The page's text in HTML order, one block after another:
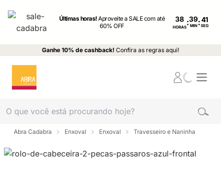
Últimas horas!Aproveite a SALE com até
60% OFF
38
HORAS: MIN : SEG
Ganhe 10% de cashback! Confira as regras aqui!
Abra Cadabra Enxoval Enxoval Travesseiro e Naninha